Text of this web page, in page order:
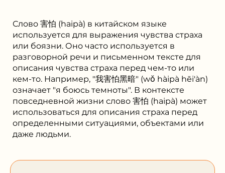
Слово 害怕 (haipà) в китайском языке
используется для выражения чувства страха
или боязни. Оно часто используется в
разговорной речи и письменном тексте для
описания чувства страха перед чем-то или
кем-то. Например, "我害怕黑暗" (wǒ hàipà hēi'àn)
означает "я боюсь темноты". В контексте
повседневной жизни слово 害怕 (haipà) может
использоваться для описания страха перед
определенными ситуациями, объектами или
даже людьми.